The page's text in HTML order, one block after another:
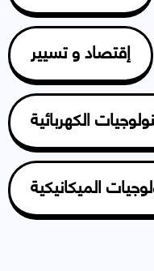
إقتصاد و تسيير
الكهربائية
الميكانيكية